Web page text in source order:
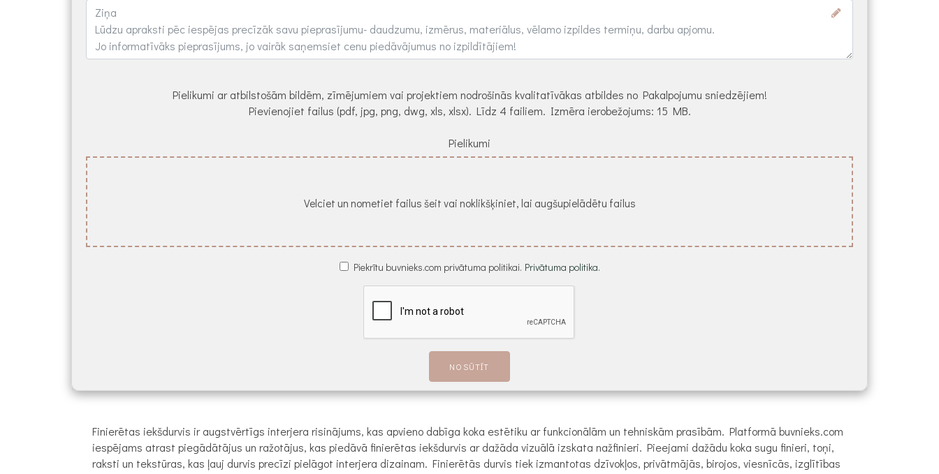
Pielikumi ar atbilstošām bildēm, zīmējumiem vai projektiem nodrošinās kvalitatīvākas atbildes no Pakalpojumu sniedzējiem!
Pievienojiet failus (pdf, jpg, png, dwg, xls, xlsx). Līdz 4 failiem. Izmēra ierobežojums: 15 MB.
Pielikumi
Velciet un nometiet failus šeit vai noklikšķiniet, lai augšupielādētu failus
Piekrītu buvnieks.com privātuma politikai. Privātuma politika.
Finierētas iekšdurvis ir augstvērtīgs interjera risinājums, kas apvieno dabīga koka estētiku ar funkcionālām un tehniskām prasībām. Platformā buvnieks.com
iespējams atrast piegādātājus un ražotājus, kas piedāvā finierētas iekšdurvis ar dažāda vizuālā izskata nažfinieri. Pieejami dažādu koka sugu finieri, toņi,
raksti un tekstūras, kas ļauj durvis precīzi pielāgot interjera dizainam. Finierētās durvis tiek izmantotas dzīvokļos, privātmājās, birojos, viesnīcās, izglītības